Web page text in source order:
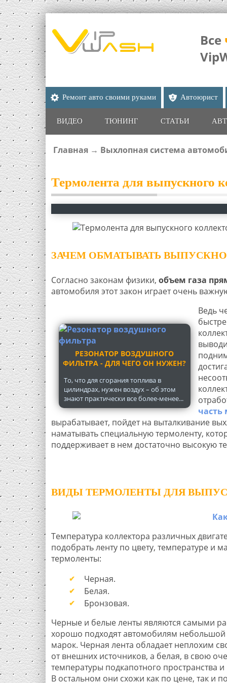
Все
Ремонт авто своими руками Автоюрист
ВИДЕО ТЮНИНГ СТАТЬИ
ВЫ ЗДЕСЬ
Главная → Выхлопная система
Термолента для выпускного
ЗАЧЕМ ОБМАТЫВАТЬ
Согласно законам физики, объем газа
автомобиля этот закон играет очень
РЕЗОНАТОР ВОЗДУШНОГО
ФИЛЬТРА - ДЛЯ ЧЕГО ОН НУЖЕН?
То, что для сгорания топлива в
цилиндрах, нужен воздух – об этом
знают практически все более-менее...
Ведь
часть
вырабатывает, пойдет на выталкивание
наматывать специальную термоленту,
поддерживает в нем достаточно высокую
ВИДЫ ТЕРМОЛЕНТЫ ДЛЯ
Температура коллектора различных
подобрать ленту по цвету, температуре и
термоленты:
Черная.
Белая.
Бронзовая.
Черные и белые ленты являются самыми
хорошо подходят автомобилям
марок. Черная лента обладает неплохим
от внешних источников, а белая, в свою
температуры подкапотного пространства и
В остальном они схожи как по цене, так и